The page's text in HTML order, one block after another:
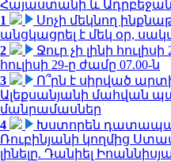
Հայաստանի և
1
Սոչի մեկնող
անցկացրել է մեկ օր,
2
Ջուր չի լինի
հուլիսի 29-ը ժամը 07.00-ն
3
Ո՞րն է սիրված
Ալեքսանյանի մահվան
մանրամասներ
4
Խստորեն
Ռուբինյանի կողմից
լինելը. Դանիել